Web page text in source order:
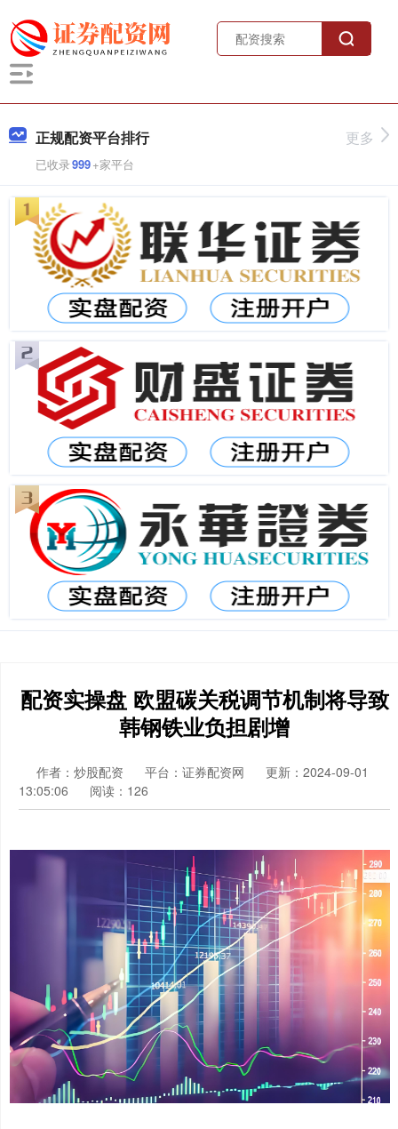
正规配资平台排行
已收录999+家平台
更多
配资实操盘 欧盟碳关税调节机制将导致
韩钢铁业负担剧增
作者：炒股配资 平台：证券配资网
更新：2024-09-01
13:05:06
阅读：126